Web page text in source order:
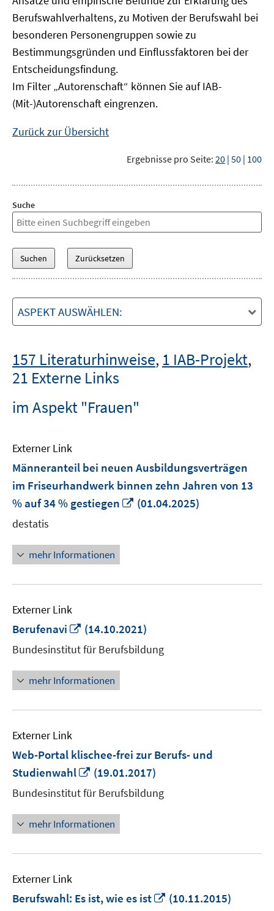
Berufswahlverhaltens, zu Motiven der Berufswahl bei
besonderen Personengruppen sowie zu
Bestimmungsgründen und Einflussfaktoren bei der
Entscheidungsfindung.
Im Filter „Autorenschaft“ können Sie auf IAB-
(Mit-)Autorenschaft eingrenzen.
Zurück zur Übersicht
Ergebnisse pro Seite: 20 | 50 | 100
Suche
ASPEKT AUSWÄHLEN:
157 Literaturhinweise, 1 IAB-Projekt,
21 Externe Links
im Aspekt "Frauen"
Externer Link
Männeranteil bei neuen Ausbildungsverträgen
im Friseurhandwerk binnen zehn Jahren von 13
% auf 34 % gestiegen
In
(01.04.2025)
destatis
mehr Informationen
Externer Link
Berufenavi
In
neuem
Fenster
öffnen
(14.10.2021)
Bundesinstitut für Berufsbildung
mehr Informationen
Externer Link
Web-Portal klischee-frei zur Berufs- und
Studienwahl
In
neuem
Fenster
öffnen
(19.01.2017)
Bundesinstitut für Berufsbildung
mehr Informationen
Externer Link
Berufswahl: Es ist, wie es ist
In
(10.11.2015)